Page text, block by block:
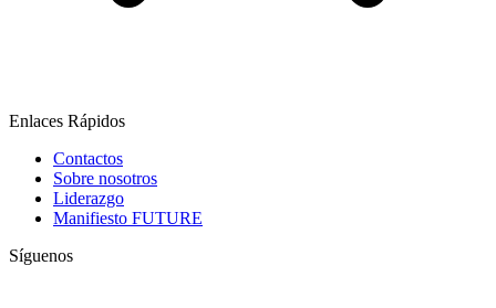
Enlaces Rápidos
Contactos
Sobre nosotros
Liderazgo
Manifiesto FUTURE
Síguenos